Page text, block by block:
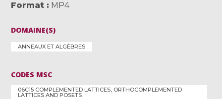
Format
MP4
DOMAINE(S)
ANNEAUX ET ALGÈBRES
CODES MSC
06C15 COMPLEMENTED LATTICES, ORTHOCOMPLEMENTED
LATTICES AND POSETS